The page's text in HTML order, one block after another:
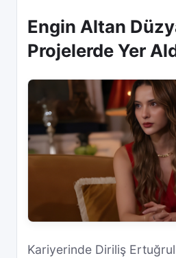
Engin Altan
Projelerde Yer
Kariyerinde Diriliş